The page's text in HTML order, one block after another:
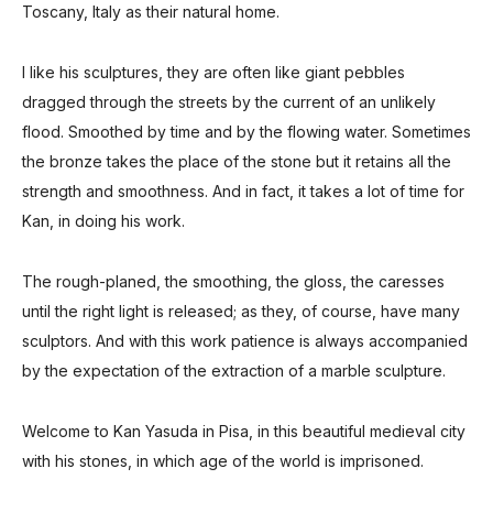
Toscany, Italy as their natural home.
I like his sculptures, they are often like giant pebbles
dragged throughthe streets by the current of an unlikely
flood. Smoothed by time and by the flowing water. Sometimes
the bronze takes the place of the stone but it retains all the
strength and smoothness. And in fact, it takes a lot of time for
Kan, in doing his work.
The rough-planed, the smoothing, the gloss, the caresses
until the right light is released; as they, of course, have many
sculptors. And with this work patience is always accompanied
by the expectation of the extraction of a marble sculpture.
Welcome to Kan Yasuda in Pisa, in this beautiful medieval city
with his stones, in which age of the world is imprisoned.